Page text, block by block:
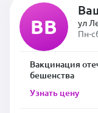
ВВ
ул
Пн-
Вакцинация
бешенства
Узнать цену